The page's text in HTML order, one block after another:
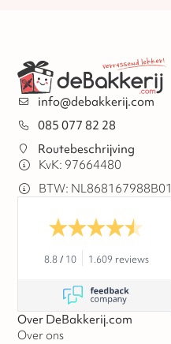
info@debakkerij.com
085 077 82 28
Routebeschrijving
KvK: 97664480
BTW: NL868167988B01
8.8/ 10 1.609 reviews
Over DeBakkerij.com
Over ons